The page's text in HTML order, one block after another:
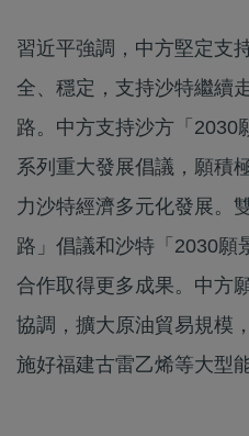
習近平強調，中方堅定支
全、穩定，支持沙特繼續
路。中方支持沙方「2030
系列重大發展倡議，願積
力沙特經濟多元化發展。
路」倡議和沙特「2030願
合作取得更多成果。中方
協調，擴大原油貿易規模
施好福建古雷乙烯等大型